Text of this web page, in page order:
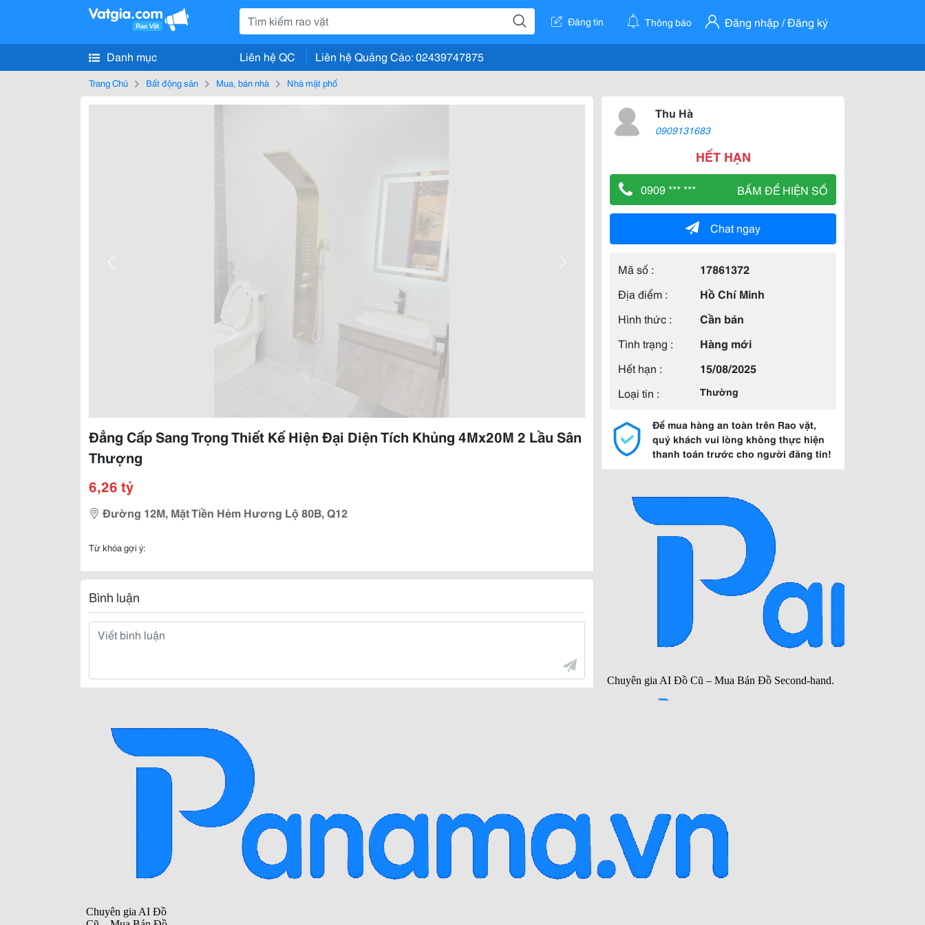
Đăng tin Thông báo Đăng nhập / Đăng ký
Danh mục Liên hệ QC Liên hệ Quảng Cáo: 02439747875
Trang Chủ Bất động sản Mua, bán nhà Nhà mặt phố
Đẳng Cấp Sang Trọng Thiết Kế Hiện Đại Diện Tích Khủng 4Mx20M 2 Lầu Sân
Thượng
6,26 tỷ
Đường 12M, Mặt Tiền Hẻm Hương Lộ 80B, Q12
Từ khóa gợi ý:
Bình luận
Thu Hà
0909131683
HẾT HẠN
0909 *** *** BẤM ĐỂ HIỆN SỐ
Chat ngay
Mã số :
17861372
Địa điểm :
Hồ Chí Minh
Hình thức :
Cần bán
Tình trạng :
Hàng mới
Hết hạn :
15/08/2025
Loại tin :
Thường
Để mua hàng an toàn trên Rao vặt,
quý khách vui lòng không thực hiện
thanh toán trước cho người đăng tin!